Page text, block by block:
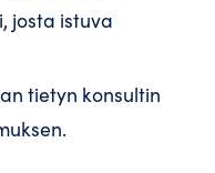
josta istuva
tietyn konsultin